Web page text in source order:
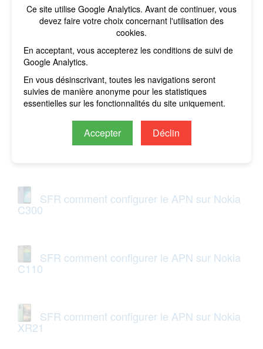
Ce site utilise Google Analytics. Avant de continuer, vous
devez faire votre choix concernant l'utilisation des
cookies.
En acceptant, vous accepterez les conditions de suivi de
Google Analytics.
En vous désinscrivant, toutes les navigations seront
suivies de manière anonyme pour les statistiques
essentielles sur les fonctionnalités du site uniquement.
Accepter Déclin
SFR comment configurer le APN sur Nokia
SFR comment configurer le APN sur Nokia
G310
SFR comment configurer le APN sur Nokia
SFR comment configurer le APN sur Nokia
C300
SFR comment configurer le APN sur Nokia
C110
SFR comment configurer le APN sur Nokia
XR21